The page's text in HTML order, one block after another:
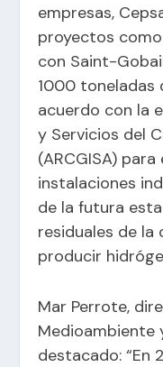
empresas,
proyectos
con Saint-
1000 toneladas
acuerdo con la
y Servicios del
(ARCGISA)
instalaciones
de la futura
residuales de la
producir
Mar Perrote,
Medioambiente
destacado: “En